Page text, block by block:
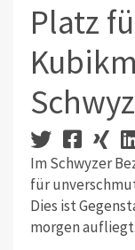
Platz
Schwyz
Im Schwyzer
für
Dies ist
morgen aufliegt.